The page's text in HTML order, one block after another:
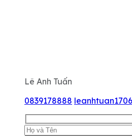
Lê Anh Tuấn
0839178888